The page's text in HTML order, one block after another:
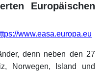
Europäischen
www.easa.europa.eu
denn neben den 27
Norwegen, Island und